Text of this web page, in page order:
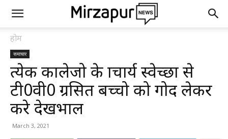
होम
समाचार
प्रत्येक कालेजो के प्राचार्य स्वेच्छा से
टी0वी0 ग्रसित बच्चो को गोद लेकर
करे देखभाल
March 3, 2021